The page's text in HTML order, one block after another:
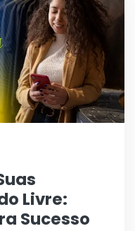
Livre:
Sucesso